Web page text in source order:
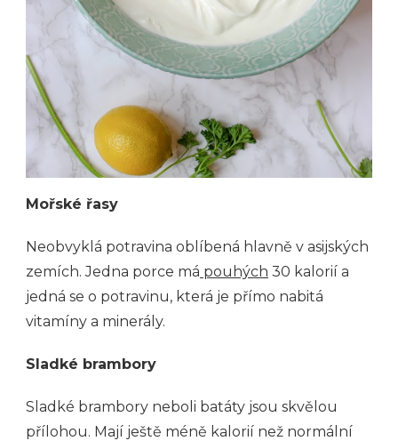
Mořské řasy
Neobvyklá potravina oblíbená hlavně v asijských
zemích. Jedna porce má pouhých 30 kalorií a
jedná se o potravinu, která je přímo nabitá
vitamíny a minerály.
Sladké brambory
Sladké brambory neboli batáty jsou skvělou
přílohou. Mají ještě méně kalorií než normální